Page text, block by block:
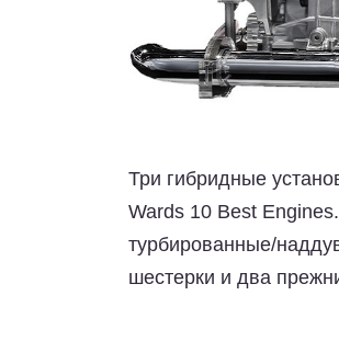
Три гибридные
Wards 10 Best
турбированные/
шестерки и два